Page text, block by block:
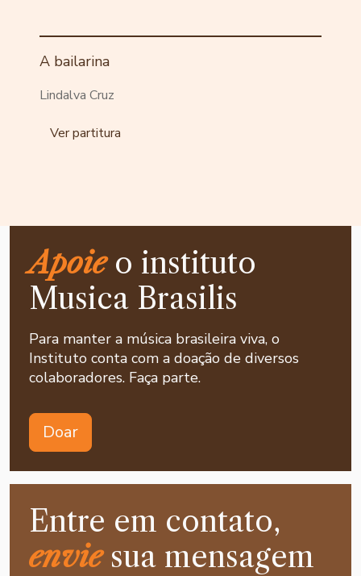
A bailarina
Lindalva Cruz
Ver partitura
Apoieo instituto
Musica Brasilis
Para manter a música brasileira viva, o
Instituto conta com a doação de diversos
colaboradores. Faça parte.
Doar
Entre em contato,
enviesua mensagem